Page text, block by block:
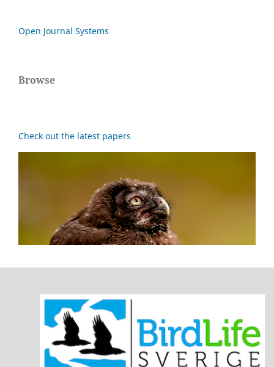
Open Journal Systems
Browse
Check out the latest papers